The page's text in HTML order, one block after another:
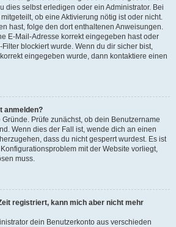
dies selbst erledigen oder ein Administrator. Bei
ob eine Aktivierung nötig ist oder nicht.
hast, folge den dort enthaltenen Anweisungen.
E-Mail-Adresse korrekt eingegeben hast oder
blockiert wurde. Wenn du dir sicher bist,
eingegeben wurde, dann kontaktiere einen
anmelden?
Prüfe zunächst, ob dein Benutzername
Wenn dies der Fall ist, wende dich an einen
dass du nicht gesperrt wurdest. Es ist
mit der Website vorliegt,
muss.
registriert, kann mich aber nicht mehr
dein Benutzerkonto aus verschieden